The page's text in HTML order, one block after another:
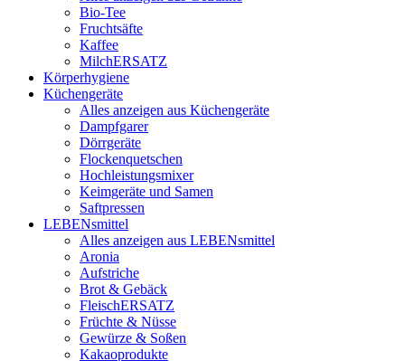
Bio-Tee
Fruchtsäfte
Kaffee
MilchERSATZ
Körperhygiene
Küchengeräte
Alles anzeigen aus Küchengeräte
Dampfgarer
Dörrgeräte
Flockenquetschen
Hochleistungsmixer
Keimgeräte und Samen
Saftpressen
LEBENsmittel
Alles anzeigen aus LEBENsmittel
Aronia
Aufstriche
Brot & Gebäck
FleischERSATZ
Früchte & Nüsse
Gewürze & Soßen
Kakaoprodukte